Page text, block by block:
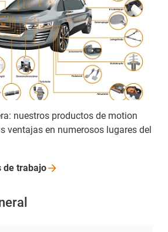
nuestros productos de motion
ventajas en numerosos lugares del
de trabajo